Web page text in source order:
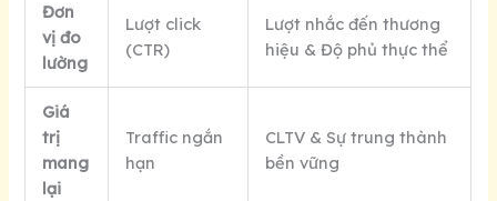
Đơn
vị đo
lường
Lượt click
(CTR)
Lượt nhắc đến thương
hiệu & Độ phủ thực thể
Giá
trị
mang
lại
Traffic ngắn
hạn
CLTV & Sự trung thành
bền vững